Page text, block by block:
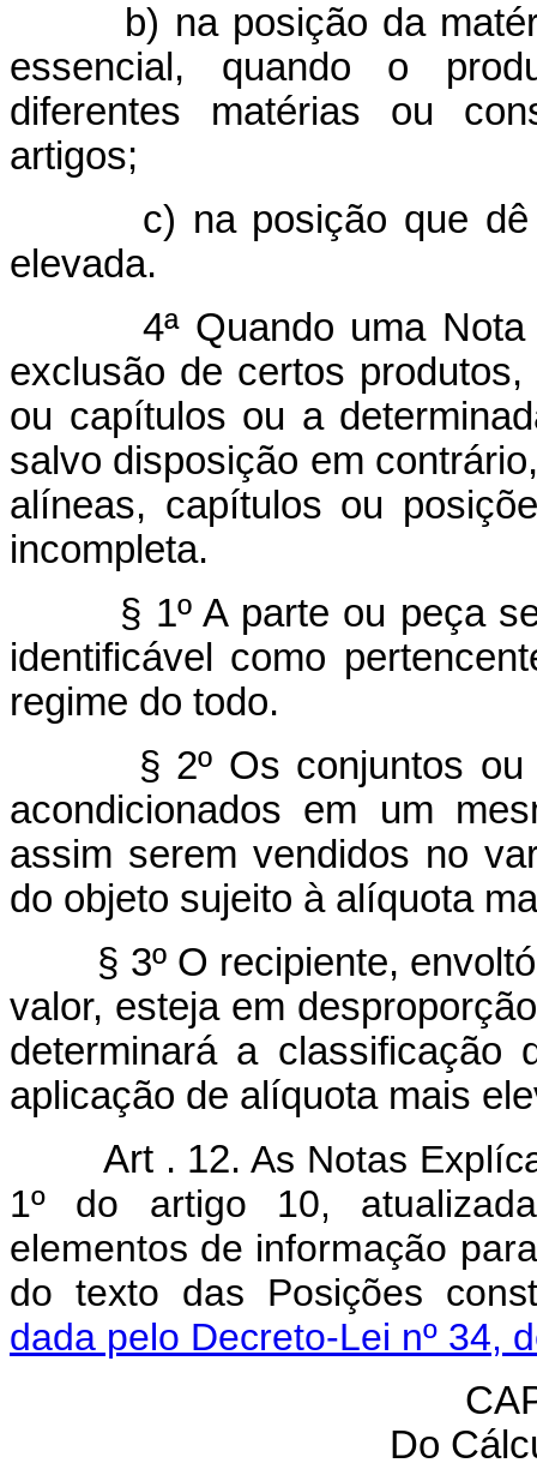
b) na posição da matéria
essencial, quando o
diferentes matérias ou
artigos;
c) na posição que dê
elevada.
4ª Quando uma Nota
exclusão de certos
ou capítulos ou a
salvo disposição em
alíneas, capítulos ou
incompleta.
§ 1º A parte ou peça
identificável como
regime do todo.
§ 2º Os conjuntos ou
acondicionados em um
assim serem vendidos no
do objeto sujeito à alíquota
§ 3º O recipiente,
valor, esteja em
determinará a classificação
aplicação de alíquota mais
Art . 12. As Notas
1º do artigo 10,
elementos de informação
do texto das Posições
dada pelo Decreto-Lei nº 34,
Do